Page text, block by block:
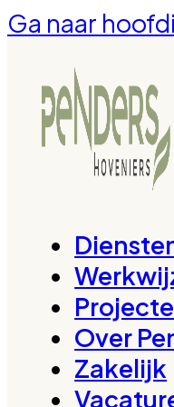
Ga naar
Over
Zakelijk